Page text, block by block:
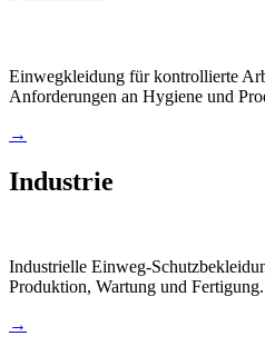
Einwegkleidung für kontrollierte
Anforderungen an Hygiene und
→
Industrie
Industrielle Einweg-
Produktion, Wartung und Fertigung.
→